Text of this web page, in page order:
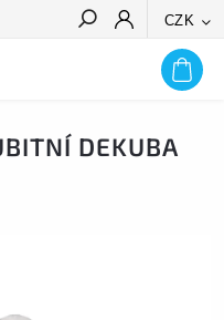
CZK
HLEDAT
DEKUBA